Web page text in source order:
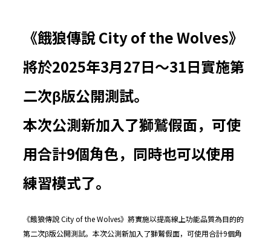
《餓狼傳說City of the Wolves》
將於2025年3月27日～31日實施第
二次β版公開測試。
本次公測新加入了獅鷲假面，可使
用合計9個角色，同時也可以使用
練習模式了。
《餓狼傳說 City of the Wolves》將實施以提高線上功能品質為目的的
第二次β版公開測試。本次公測新加入了獅鷲假面，可使用合計9個角